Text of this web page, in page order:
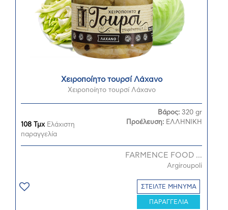
Χειροποίητο τουρσί Λάχανο
Χειροποίητο τουρσί Λάχανο
108 ΤμχΕλάχιστη
παραγγελία
Βάρος: 320 gr
Προέλευση: ΕΛΛΗΝΙΚΗ
FARMENCE FOOD ...
Argiroupoli
ΣΤΕΙΛΤΕ ΜΗΝΥΜΑ
ΠΑΡΑΓΓΕΛΙΑ